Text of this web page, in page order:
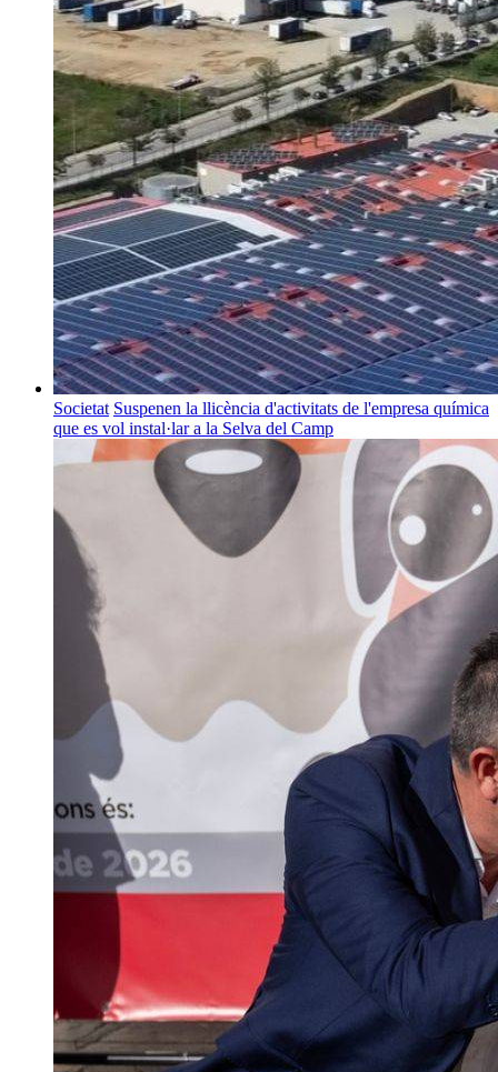
Societat Suspenen la llicència d'activitats de l'empresa química
que es vol instal·lar a la Selva del Camp